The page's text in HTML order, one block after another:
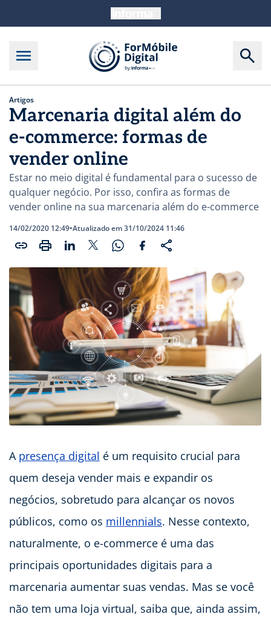
Artigos
Marcenaria digital além do
e-commerce: formas de
vender online
Estar no meio digital é fundamental para o sucesso de
qualquer negócio. Por isso, confira as formas de
vender online na sua marcenaria além do e-commerce
14/02/2020 12:49•Atualizado em 31/10/2024 11:46
A presença digital é um requisito crucial para
quem deseja vender mais e expandir os
negócios, sobretudo para alcançar os novos
públicos, como os millennials. Nesse contexto,
naturalmente, o e-commerce é uma das
principais oportunidades digitais para a
marcenaria aumentar suas vendas. Mas se você
não tem uma loja virtual, saiba que, ainda assim,